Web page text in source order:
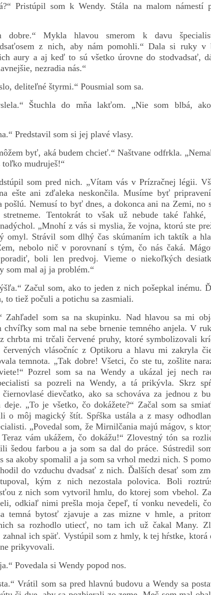
Pristúpil som k Wendy. Stála na malom námestí
dobre.“ Mykla hlavou smerom k davu
z nich, aby nám pomohli.“ Dala si ruky v
aury a aj keď to sú všetko úrovne do stodvadsať,
nezradia nás.“
deliteľné štyrmi.“ Pousmial som sa.
Štuchla do mňa lakťom. „Nie som blbá,
Predstavil som si jej plavé vlasy.
byť, aká budem chcieť.“ Naštvane odfrkla.
mudruješ!“
som pred nich. „Vítam vás v Prízračnej légii.
ešte ani zďaleka neskončila. Musíme byť
pošlú. Nemusí to byť dnes, a dokonca ani na Zemi, no
Tentokrát to však už nebude také ľahké,
„Mnohí z vás si myslia, že vojna, ktorú ste
omyl. Strávil som dlhý čas skúmaním ich taktík a
nebolo nič v porovnaní s tým, čo nás čaká.
boli len predvoj. Vieme o niekoľkých
som mal aj ja problém.“
Začul som, ako to jeden z nich pošepkal inému.
to tiež počuli a potichu sa zasmiali.
Zahľadel som sa na skupinku. Nad hlavou sa mi
chvíľky som mal na sebe brnenie temného anjela. V
chrbta mi trčali červené pruhy, ktoré symbolizovali
vlásočníc z Optikoru a hlavu mi zakryla
temnota. „Tak dobre! Všetci, čo ste tu, zošlite
Pozrel som sa na Wendy a ukázal jej nech
sa pozreli na Wendy, a tá prikývla. Skrz
dievčatko, ako sa schováva za jednou z
deje. „To je všetko, čo dokážete?“ Začal som sa
o môj magický štít. Spŕška ustála a z masy
„Povedal som, že Mirnilčania majú mágov, s
vám ukážem, čo dokážu!“ Zlovestný tón sa
šedou farbou a ja som sa dal do práce. Sústredil
sa akoby spomalil a ja som sa vrhol medzi nich. S
do vzduchu dvadsať z nich. Ďalších desať som
kým z nich nezostala polovica. Boli
z nich som vytvoril hmlu, do ktorej som vbehol.
odkiaľ nimi prešla moja čepeľ, tí vonku nevedeli,
temná bytosť zjavuje a zas mizne v hmle, a
sa rozhodlo utiecť, no tam ich už čakal Many.
ich späť. Vystúpil som z hmly, k tej hŕstke, ktorá
prikyvovali.
Povedala si Wendy popod nos.
Vrátil som sa pred hlavnú budovu a Wendy sa